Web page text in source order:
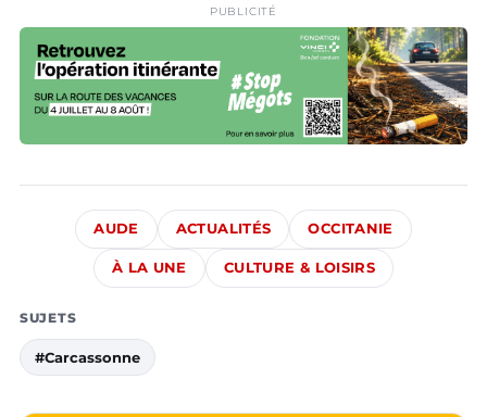
PUBLICITÉ
AUDE ACTUALITÉS OCCITANIE
À LA UNE CULTURE & LOISIRS
SUJETS
#Carcassonne